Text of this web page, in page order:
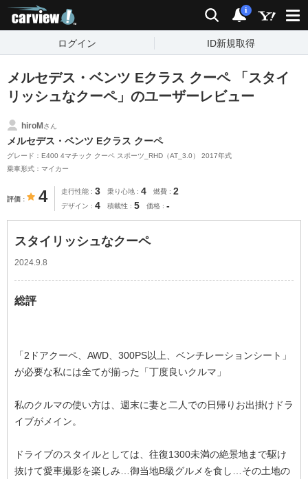
検索 通知
i
ログイン ID新規取得
メルセデス・ベンツ Eクラス クーペ 「スタイ
リッシュなクーペ」のユーザーレビュー
hiroMさん
メルセデス・ベンツ Eクラス クーペ
グレード：E400 4マチック クーペ スポーツ_RHD（AT_3.0） 2017年式
乗車形式：マイカー
評価 4 走行性能 3 乗り心地 4 燃費 2
デザイン 4 積載性 5 価格 -
スタイリッシュなクーペ
2024.9.8
総評
「2ドアクーペ、AWD、300PS以上、ベンチレーションシート」
が必要な私には全てが揃った「丁度良いクルマ」
私のクルマの使い方は、週末に妻と二人での日帰りお出掛けドラ
イブがメイン。
ドライブのスタイルとしては、往復1300未満の絶景地まで駆け
抜けて愛車撮影を楽しみ…御当地B級グルメを食し…その土地の